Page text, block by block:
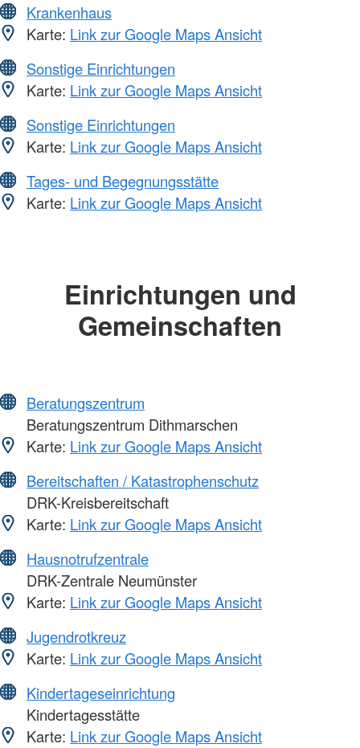
Krankenhaus
Karte: Link zur Google Maps Ansicht
Sonstige Einrichtungen
Karte: Link zur Google Maps Ansicht
Sonstige Einrichtungen
Karte: Link zur Google Maps Ansicht
Tages- und Begegnungsstätte
Karte: Link zur Google Maps Ansicht
Einrichtungen und
Gemeinschaften
Beratungszentrum
Beratungszentrum Dithmarschen
Karte: Link zur Google Maps Ansicht
Bereitschaften / Katastrophenschutz
DRK-Kreisbereitschaft
Karte: Link zur Google Maps Ansicht
Hausnotrufzentrale
DRK-Zentrale Neumünster
Karte: Link zur Google Maps Ansicht
Jugendrotkreuz
Karte: Link zur Google Maps Ansicht
Kindertageseinrichtung
Kindertagesstätte
Karte: Link zur Google Maps Ansicht